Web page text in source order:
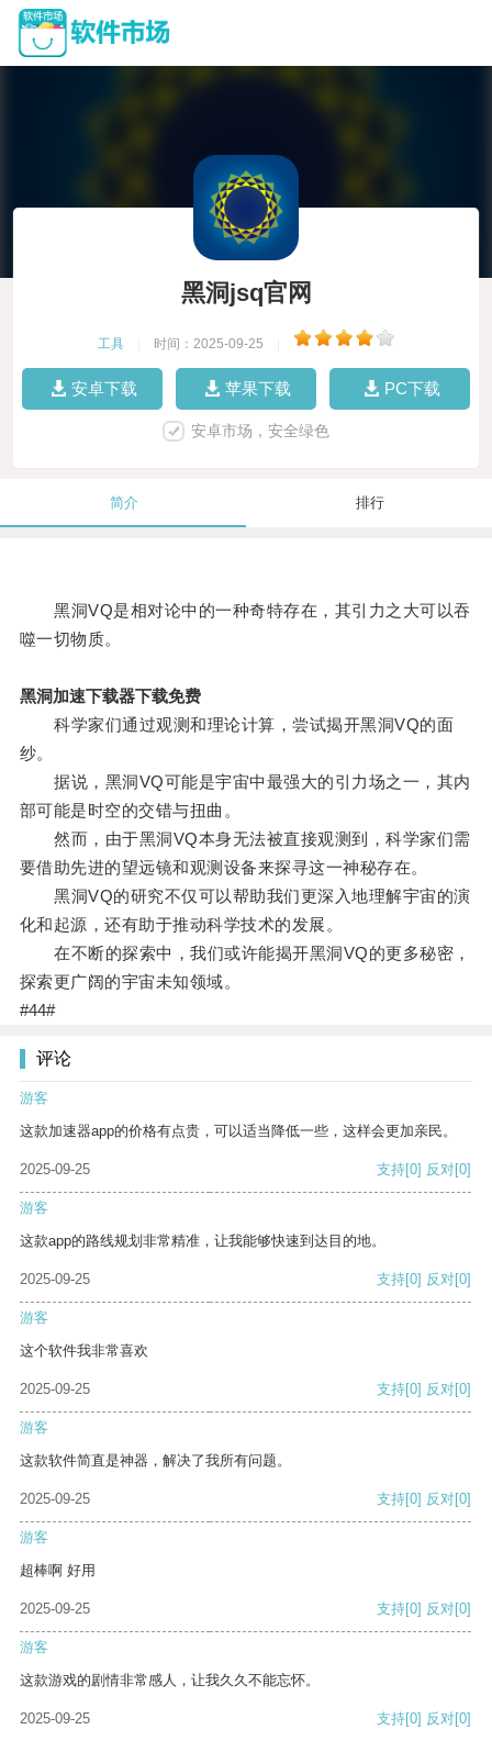
黑洞jsq官网
工具 时间：2025-09-25
安卓下载 苹果下载 PC下载
安卓市场，安全绿色
简介 排行
黑洞VQ是相对论中的一种奇特存在，其引力之大可以吞
噬一切物质。
黑洞加速下载器下载免费
科学家们通过观测和理论计算，尝试揭开黑洞VQ的面
纱。
据说，黑洞VQ可能是宇宙中最强大的引力场之一，其内
部可能是时空的交错与扭曲。
然而，由于黑洞VQ本身无法被直接观测到，科学家们需
要借助先进的望远镜和观测设备来探寻这一神秘存在。
黑洞VQ的研究不仅可以帮助我们更深入地理解宇宙的演
化和起源，还有助于推动科学技术的发展。
在不断的探索中，我们或许能揭开黑洞VQ的更多秘密，
探索更广阔的宇宙未知领域。
#44#
评论
游客
这款加速器app的价格有点贵，可以适当降低一些，这样会更加亲民。
2025-09-25 支持[0] 反对[0]
游客
这款app的路线规划非常精准，让我能够快速到达目的地。
2025-09-25 支持[0] 反对[0]
游客
这个软件我非常喜欢
2025-09-25 支持[0] 反对[0]
游客
这款软件简直是神器，解决了我所有问题。
2025-09-25 支持[0] 反对[0]
游客
超棒啊 好用
2025-09-25 支持[0] 反对[0]
游客
这款游戏的剧情非常感人，让我久久不能忘怀。
2025-09-25 支持[0] 反对[0]